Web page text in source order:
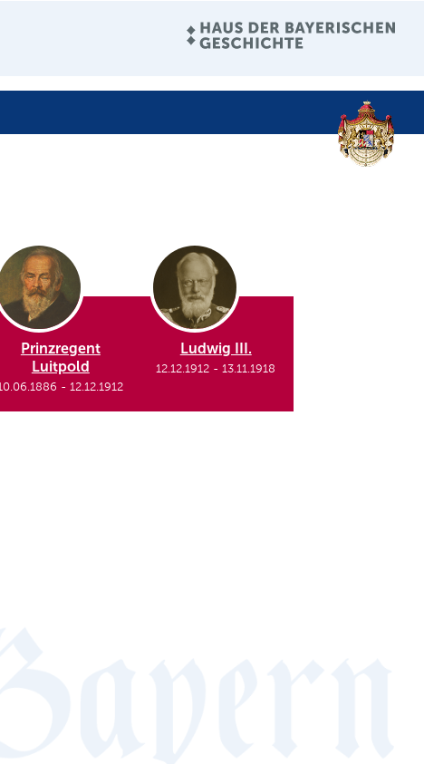
Prinzregent
Luitpold
-12.12.1912
Ludwig III.
12.12.1912 -13.11.1918